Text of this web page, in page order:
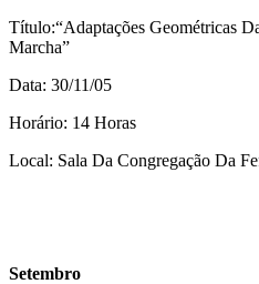
Título:“Adaptações Geométricas
Marcha”
Data: 30/11/05
Horário: 14 Horas
Local: Sala Da Congregação Da
Setembro